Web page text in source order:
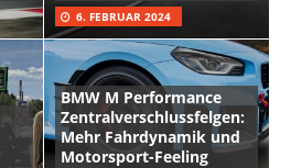
6. FEBRUAR 2024
BMW M Performance
Zentralverschlussfelgen:
Mehr Fahrdynamik und
Motorsport-Feeling